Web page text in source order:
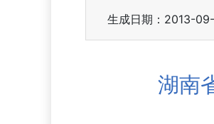
生成日期：2013-
湖南